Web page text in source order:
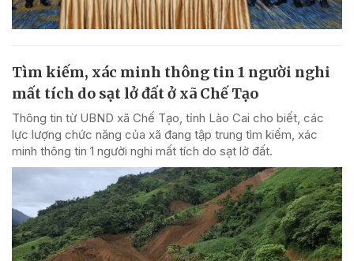
Tìm kiếm, xác minh thông tin 1 người nghi
mất tích do sạt lở đất ở xã Chế Tạo
Thông tin từ UBND xã Chế Tạo, tỉnh Lào Cai cho biết, các
lực lượng chức năng của xã đang tập trung tìm kiếm, xác
minh thông tin 1 người nghi mất tích do sạt lở đất.